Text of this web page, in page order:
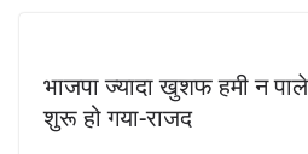
भाजपा ज्यादा खुशफ हमी न
शुरू हो गया-राजद